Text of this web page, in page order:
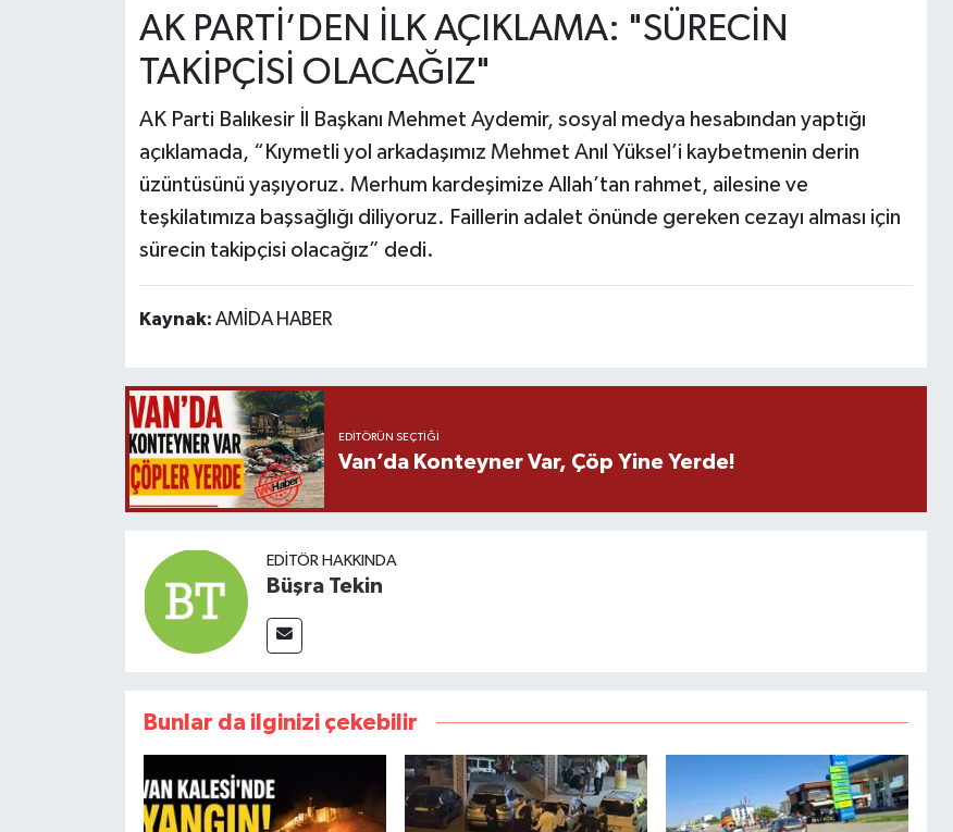
AK PARTİ’DEN İLK AÇIKLAMA: "SÜRECİN
TAKİPÇİSİ OLACAĞIZ"
AK Parti Balıkesir İl Başkanı Mehmet Aydemir, sosyal medya hesabından yaptığı
açıklamada, “Kıymetli yol arkadaşımız Mehmet Anıl Yüksel’i kaybetmenin derin
üzüntüsünü yaşıyoruz. Merhum kardeşimize Allah’tan rahmet, ailesine ve
teşkilatımıza başsağlığı diliyoruz. Faillerin adalet önünde gereken cezayı alması için
sürecin takipçisi olacağız” dedi.
Kaynak: AMİDA HABER
EDITÖRÜN SEÇTIĞI
Van’da Konteyner Var, Çöp Yine Yerde!
EDITÖR HAKKINDA
Büşra Tekin
Bunlar da ilginizi çekebilir